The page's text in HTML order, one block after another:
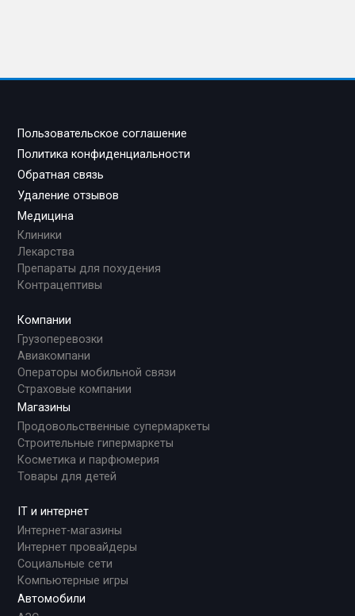
Пользовательское соглашение
Политика конфиденциальности
Обратная связь
Удаление отзывов
Медицина
Клиники
Лекарства
Препараты для похудения
Контрацептивы
Компании
Грузоперевозки
Авиакомпани
Операторы мобильной связи
Страховые компании
Магазины
Продовольственные супермаркеты
Строительные гипермаркеты
Косметика и парфюмерия
Товары для детей
IT и интернет
Интернет-магазины
Интернет провайдеры
Социальные сети
Компьютерные игры
Автомобили